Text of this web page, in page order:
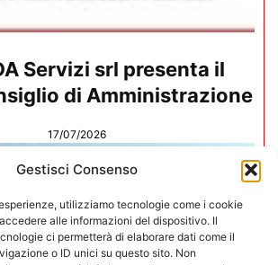
Gestisci Consenso
utilizziamo tecnologie come i cookie
alle informazioni del dispositivo. Il
ci permetterà di elaborare dati come il
o ID unici su questo sito. Non
Servizi srl presenta il
di Amministrazione
17/07/2026